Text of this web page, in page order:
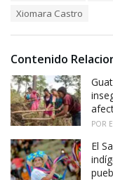
i
s
:
Xiomara Castro
Contenido
POR
El